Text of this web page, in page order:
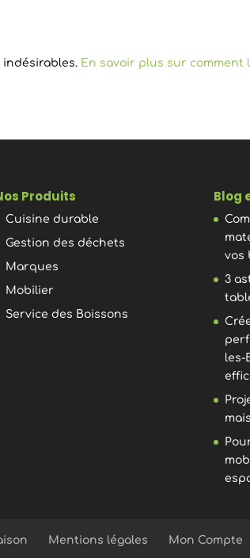
En savoir plus sur comment
Produits
Cuisine durable
Gestion des déchets
Marques
Mobilier
Service des Boissons
Blog
vos
3
les-
Mentions légales Mon Compte